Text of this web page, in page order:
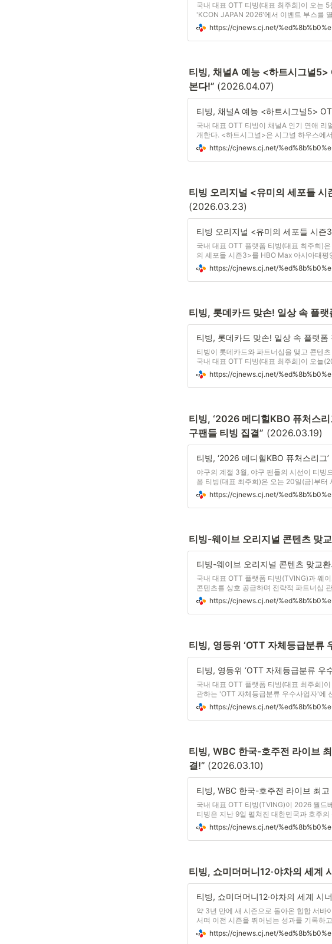
국내 대표 OTT 티빙(대표 최주희)이 오는
'KCON JAPAN 2026'에서 이벤트 부스를
다. 티빙이 해외 현지에서 오프라인 캠페
CJ ENM이
티빙, 채널A 예능 <하트시그널
본다!” (2026.04.07)
국내 대표 OTT 티빙이 채널A 인기 연애
개한다. <하트시그널>은 시그널 하우스에
ㆍ분석하며 최종 커플을 추리하는 연애 리
과 시청률을 기록해왔다. 특히 SNS 및
(2026.03.23)
국내 대표 OTT 플랫폼 티빙(대표 최주희)
의 세포들 시즌3>를 HBO Max 아시아태평
+의 티빙 브랜드관에서 동시 공개하며 글
널 <유미의 세포
티빙, 롯데카드 맞손! 일상 속 플
티빙이 롯데카드와 파트너십을 맺고 콘텐
국내 대표 OTT 티빙(대표 최주희)이 오늘
이용권을 구매해 바로 이용할 수 있는 ‘디지
번 협업은 카드사 앱을 통해 O
티빙, ‘2026 메디힐KBO 퓨처스
구팬들 티빙 집결” (2026.03.19)
야구의 계절 3월, 야구 팬들의 시선이 티빙
폼 티빙(대표 최주희)은 오는 20일(금)부터
그’ 경기 중계 서비스를 제공하며, WBC와
에 대한 관심을 이어간다고 밝혔다
티빙-웨이브 오리지널 콘텐츠 맞
국내 대표 OTT 플랫폼 티빙(TVING)과 웨
콘텐츠를 상호 공급하며 전략적 파트너십
주요 오리지널 작품을 순차적으로 공개함
랫폼에서도 양사의 다양한 오리지널 콘텐츠
티빙, 영등위 ‘OTT 자체등급분류
국내 대표 OTT 플랫폼 티빙(대표 최주희)
관하는 'OTT 자체등급분류 우수사업자'에
체등급분류 우수사업자 시상 및 성과 공유
자를 대상으로 2025년 한 해 동안의
티빙, WBC 한국-호주전 라이브
결!” (2026.03.10)
국내 대표 OTT 티빙(TVING)이 2026 월드
티빙은 지난 9일 펼쳐진 대한민국과 호주
이브 시청자 수(UV)의 83%를 점유하며, 이
고 밝혔다. 이번 호주전은 한국 대표
티빙, 쇼미더머니12·야차의 세계
약 3년 만에 새 시즌으로 돌아온 힙합 서바
서며 이전 시즌을 뛰어넘는 성과를 기록하
지널 <쇼미더머니12: 야차의 세계>를 통
&lt